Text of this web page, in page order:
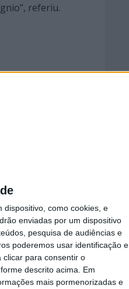
dispositivo, como cookies, e
enviadas por um dispositivo
pesquisa de audiências e
poderemos usar identificação e
clicar para consentir o
descrito acima. Em
mais pormenorizadas e
referiu.
ligação com as
que trazem
que aqui
de estar